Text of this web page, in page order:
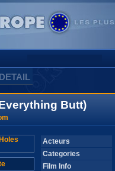
Butt)
Acteurs
Categories
Film Info